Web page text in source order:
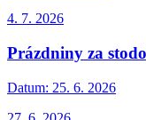
4. 7. 2026
Prázdniny za
Datum: 25. 6. 2026